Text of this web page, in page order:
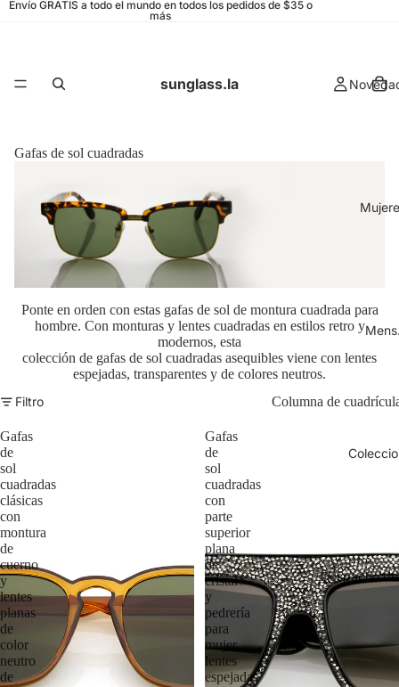
Envío GRATIS a todo el mundo en todos los pedidos de $35 o
más
sunglass.la
Despacho
Gafas de sol cuadradas
Ponte en orden con estas gafas de sol de montura cuadrada para
hombre. Con monturas y lentes cuadradas en estilos retro y
modernos, esta
colección de gafas de sol cuadradas asequibles viene con lentes
espejadas, transparentes y de colores neutros.
Filtro
Columna de
Gafas
de
sol
cuadradas
clásicas
con
montura
de
cuerno
y
lentes
planas
de
color
neutro
de
Gafas
de
sol
cuadradas
con
parte
superior
plana
de
cristal
y
pedrería
para
mujer,
lentes
espejadas